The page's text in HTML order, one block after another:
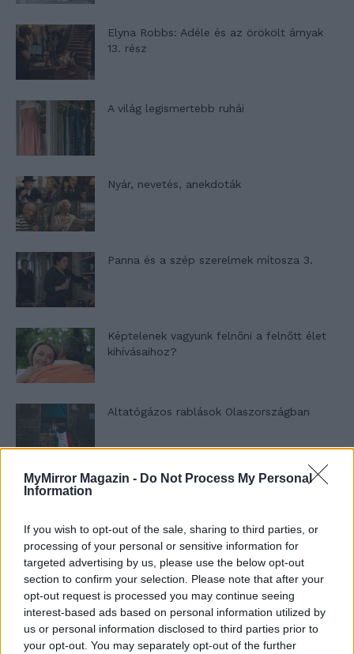
MyMirror Magazin - Do Not Process My Personal
Information
If you wish to opt-out of the sale, sharing to third parties, or
processing of your personal or sensitive information for
targeted advertising by us, please use the below opt-out
section to confirm your selection. Please note that after your
opt-out request is processed you may continue seeing
interest-based ads based on personal information utilized by
us or personal information disclosed to third parties prior to
your opt-out. You may separately opt-out of the further
Elyna Robbs: Adéle és az örökölt árnyak
13. rész
A világ legismertebb ruhái
Nyár, nevetés, anekdoták
Panna és a szép szerelmek mítosza 3.
Képtelenek vagyunk felnőni a felnőtt élet
kihívásaihoz?
Altatógázos rablások Olaszországban
A kislány, akit nem védett meg senki –
T. Barnett: Gyilkosság a Garda-tónál 12.
rész
T. szereti a fiatal lányokat 13. rész